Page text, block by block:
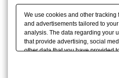
We use cookies and other
and advertisements tailored to
analysis. The data regarding your
that provide advertising, social
other data that you have provided
the use of all Cookies except for